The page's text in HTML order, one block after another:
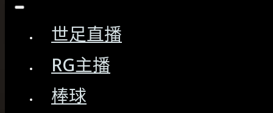
賽事快報
世足直播
RG主播
棒球